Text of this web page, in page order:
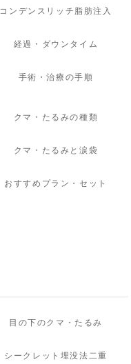
コンデンスリッチ脂肪注入
経過・ダウンタイム
手術・治療の手順
クマ・たるみの種類
クマ・たるみと涙袋
おすすめプラン・セット
目の下のクマ・たるみ
シークレット埋没法二重